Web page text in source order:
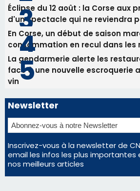
Éclipse du 12 août : la Corse aux
d'un spectacle qui ne reviendra
En Corse, un début de saison
consommation en recul dans les
La gendarmerie alerte les
face à une nouvelle escroquerie
vin
Newsletter
Inscrivez-vous à la newsletter de
email les infos les plus
nos meilleurs articles